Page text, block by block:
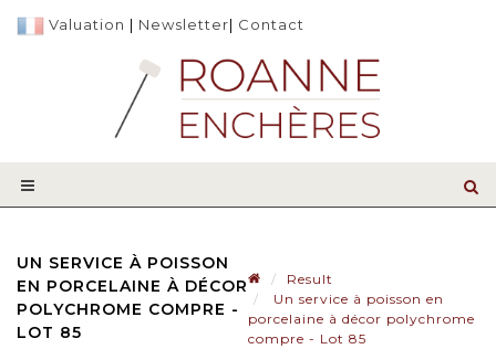
Valuation | Newsletter| Contact
UN SERVICE À POISSON
EN PORCELAINE À DÉCOR
POLYCHROME COMPRE -
LOT 85
Result
Un service à poisson en
porcelaine à décor polychrome
compre - Lot 85